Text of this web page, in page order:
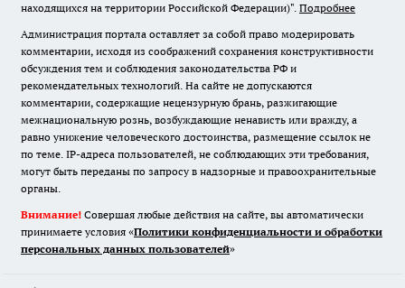
находящихся на территории Российской Федерации)". Подробнее
Администрация портала оставляет за собой право модерировать
комментарии, исходя из соображений сохранения конструктивности
обсуждения тем и соблюдения законодательства РФ и
рекомендательных технологий. На сайте не допускаются
комментарии, содержащие нецензурную брань, разжигающие
межнациональную рознь, возбуждающие ненависть или вражду, а
равно унижение человеческого достоинства, размещение ссылок не
по теме. IP-адреса пользователей, не соблюдающих эти требования,
могут быть переданы по запросу в надзорные и правоохранительные
органы.
Внимание! Совершая любые действия на сайте, вы автоматически
принимаете условия «Политики конфиденциальности и обработки
персональных данных пользователей»